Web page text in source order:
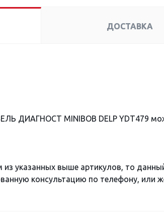
ДОСТАВКА
ДИАГНОСТ MINIBOB DELP YDT479
указанных выше артикулов, то
консультацию по телефону, или